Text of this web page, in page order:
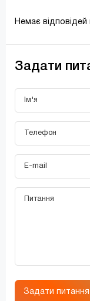
Немає
Задати
Задати питання